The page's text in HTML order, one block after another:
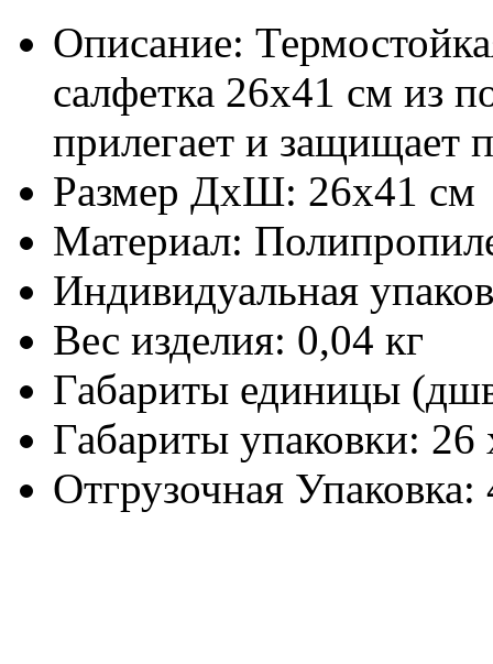
Описание:
салфетка 26х41 см из
прилегает и защищает
Размер ДхШ: 26х41 см
Материал:
Индивидуальная
Вес изделия: 0,04 кг
Габариты единицы
Габариты упаковки: 26
Отгрузочная Упаковка: